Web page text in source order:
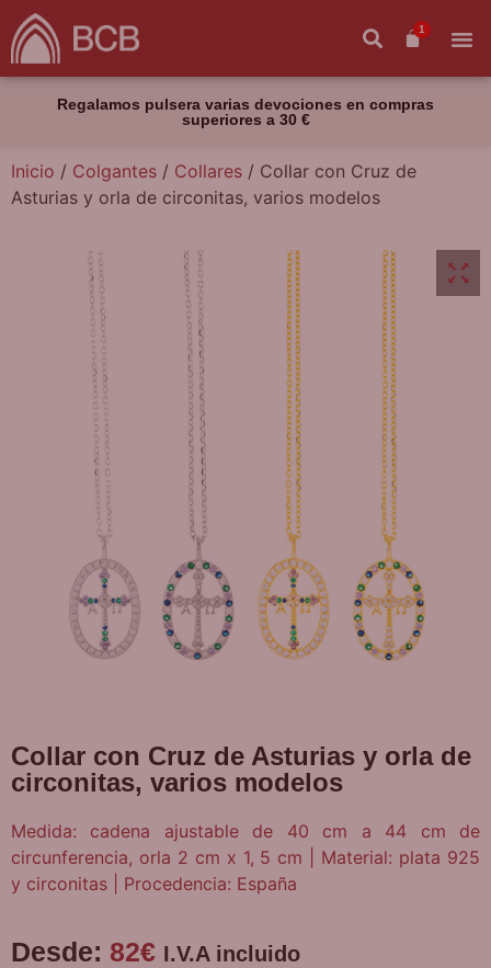
1
Regalamos pulsera varias devociones en compras
superiores a 30 €
Inicio / Colgantes / Collares / Collar con Cruz de
Asturias y orla de circonitas, varios modelos
Collar con Cruz de Asturias y orla de
circonitas, varios modelos
Medida: cadena ajustable de 40 cm a 44 cm de
circunferencia, orla 2 cm x 1, 5 cm | Material: plata 925
y circonitas | Procedencia: España
Desde: 82€ I.V.A incluido